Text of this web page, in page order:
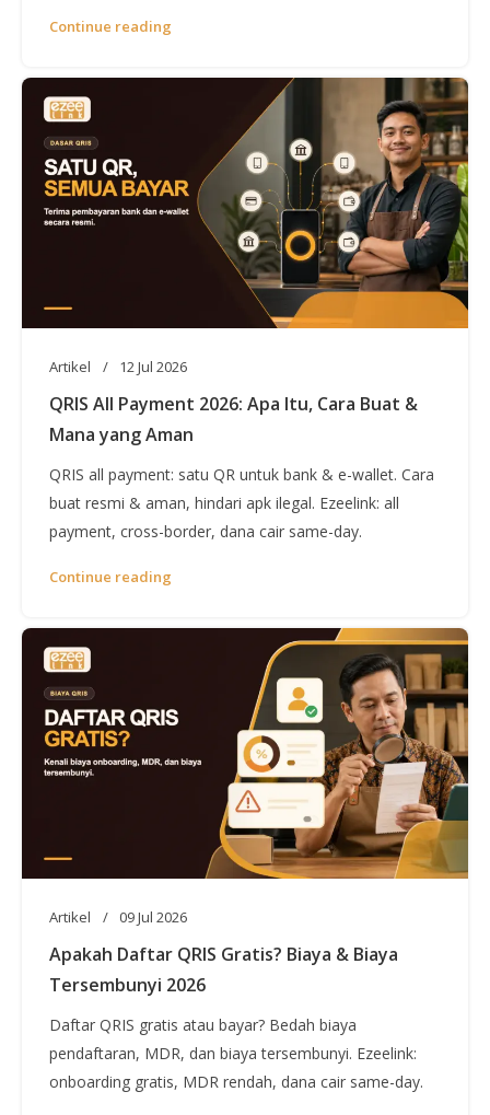
Continue reading
Artikel 12 Jul 2026
QRIS All Payment 2026: Apa Itu, Cara Buat &
Mana yang Aman
QRIS all payment: satu QR untuk bank & e-wallet. Cara
buat resmi & aman, hindari apk ilegal. Ezeelink: all
payment, cross-border, dana cair same-day.
Continue reading
Artikel 09 Jul 2026
Apakah Daftar QRIS Gratis? Biaya & Biaya
Tersembunyi 2026
Daftar QRIS gratis atau bayar? Bedah biaya
pendaftaran, MDR, dan biaya tersembunyi. Ezeelink:
onboarding gratis, MDR rendah, dana cair same-day.